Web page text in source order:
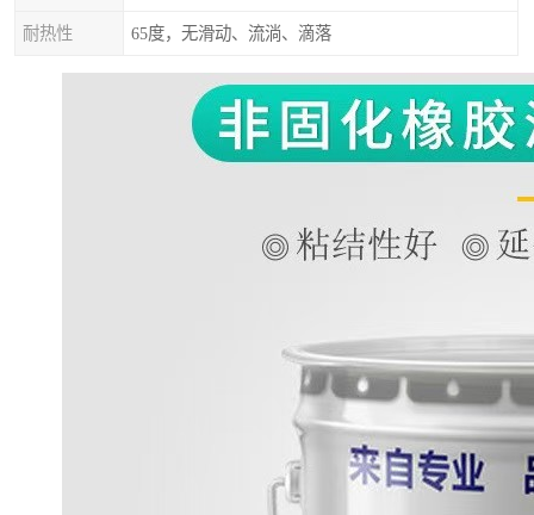
耐热性 65度，无滑动、流淌、滴落